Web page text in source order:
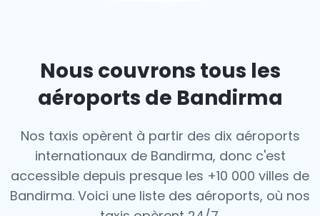
Nous couvrons tous les
aéroports de Bandirma
Nos taxis opèrent à partir des dix aéroports
internationaux de Bandirma, donc c'est
accessible depuis presque les +10 000 villes de
Bandirma. Voici une liste des aéroports, où nos